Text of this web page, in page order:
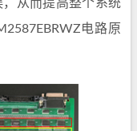
从而提高整个系统
电路原